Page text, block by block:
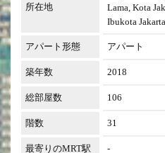
所在地
Lama, Kota
Ibukota
アパート形態 アパート
築年数 2018
総部屋数 106
階数 31
最寄りのMRT駅 -